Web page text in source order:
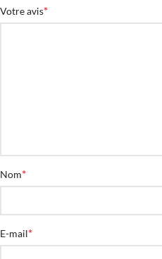
Votre avis*
Nom*
E-mail*